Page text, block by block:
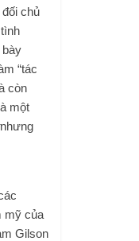
chủ
bày
“tác
còn
một
nhưng
mỹ của
Gilson